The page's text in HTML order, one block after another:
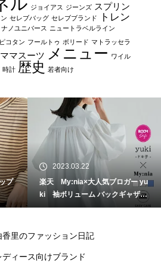
ジョイアス ジーンズ スプリン
セレブバッグ セレブブランド
トレン
ナノユニバース ニュートラベルライン
ピコタン フールトゥ ボリード マトラッセラ
ママスーツ メニュー ワイル
時計 歴史 若者向け
プ
2023.03.22
楽天 My:nia×大人気ブロガー yu
ki 袖ボリューム バックギャザー
シャツ
香里のファッション日記
ディース向けブランド